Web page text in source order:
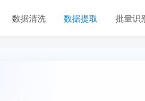
数据清洗 数据提取 批量识